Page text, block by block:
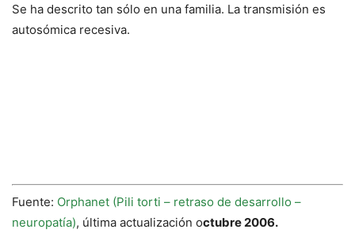
Se ha descrito tan sólo en una familia. La transmisión es
autosómica recesiva.
Fuente: Orphanet (Pili torti – retraso de desarrollo –
neuropatía), última actualización octubre 2006.